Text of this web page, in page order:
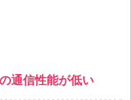
通信性能が低い